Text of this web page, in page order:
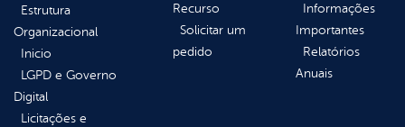
Estrutura
Organizacional
Inicio
LGPD e Governo
Digital
Licitações e
Recurso
Solicitar um
pedido
Informações
Importantes
Relatórios
Anuais